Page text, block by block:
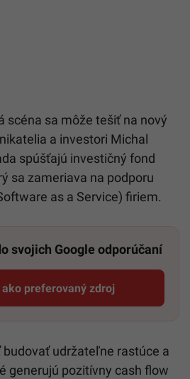
scéna sa môže tešiť na nový
a investori Michal
spúšťajú investičný fond
sa zameriava na podporu
as a Service) firiem.
svojich Google odporúčaní
preferovaný zdroj
Startitup, odkaz sa otvorí v
udržateľne rastúce a
generujú pozitívny cash flow